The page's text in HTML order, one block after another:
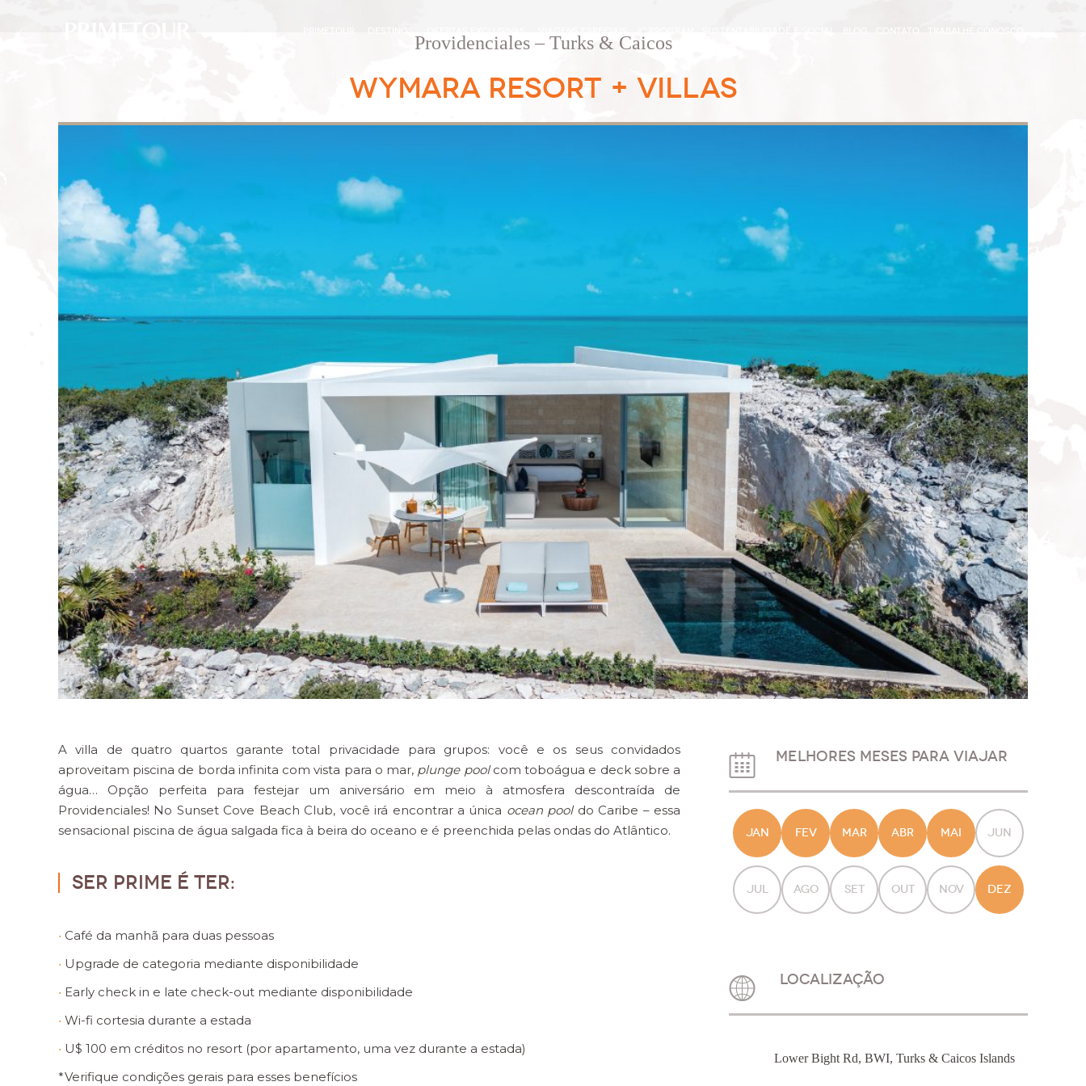
Providenciales – Turks & Caicos
WYMARA RESORT + VILLAS
A villa de quatro quartos garante total privacidade para grupos: você e os seus convidados
aproveitam piscina de borda infinita com vista para o mar, plunge poolcom toboágua e deck sobre a
água… Opção perfeita para festejar um aniversário em meio à atmosfera descontraída de
Providenciales! No Sunset Cove Beach Club, você irá encontrar a única ocean pooldo Caribe – essa
sensacional piscina de água salgada fica à beira do oceano e é preenchida pelas ondas do Atlântico.
Ser PRIME é ter:
Café da manhã para duas pessoas
Upgrade de categoria mediante disponibilidade
Early check in e late check-out mediante disponibilidade
Wi-fi cortesia durante a estada
U$ 100 em créditos no resort (por apartamento, uma vez durante a estada)
*Verifique condições gerais para esses benefícios
MELHORES MESES PARA VIAJAR
JAN FEV MAR ABR MAI JUN
JUL AGO SET OUT NOV DEZ
LOCALIZAÇÃO
Lower Bight Rd, BWI, Turks & Caicos Islands